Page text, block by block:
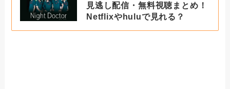
見逃し配信・無料視聴まとめ！
Netflixやhuluで見れる？